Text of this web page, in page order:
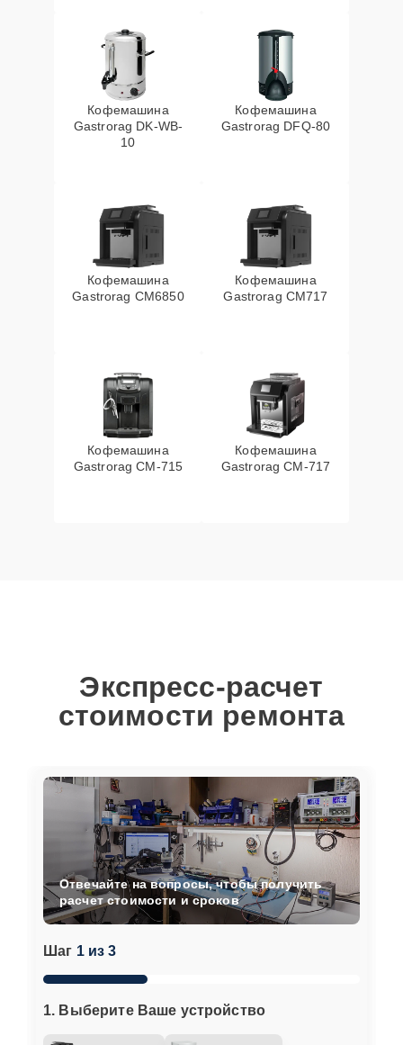
Кофемашина
Gastrorag DK-WB-
10
Кофемашина
Gastrorag DFQ-80
Кофемашина
Gastrorag CM6850
Кофемашина
Gastrorag CM717
Кофемашина
Gastrorag CM-715
Кофемашина
Gastrorag CM-717
Экспресс-расчет
стоимости ремонта
Шаг 1 из 3
1. Выберите Ваше устройство
Отвечайте на вопросы, чтобы получить
расчет стоимости и сроков